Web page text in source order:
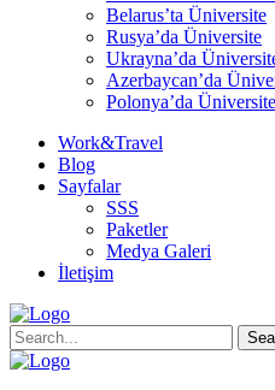
Belarus’ta Üniversite
Rusya’da Üniversite
Ukrayna’da
Azerbaycan’da
Polonya’da Üniversite
Work&Travel
Blog
Sayfalar
SSS
Paketler
Medya Galeri
İletişim